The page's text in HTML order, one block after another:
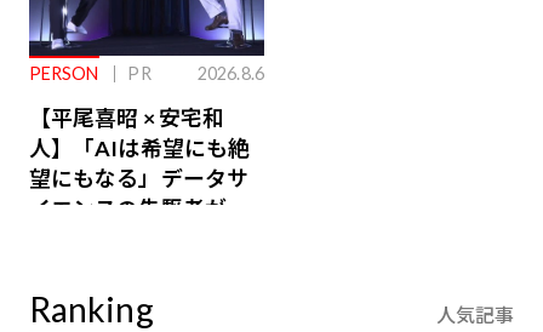
PERSON PR 2026.8.6
【平尾喜昭 × 安宅和
人】「AIは希望にも絶
望にもなる」データサ
イエンスの先駆者が語
Ranking 人気記事